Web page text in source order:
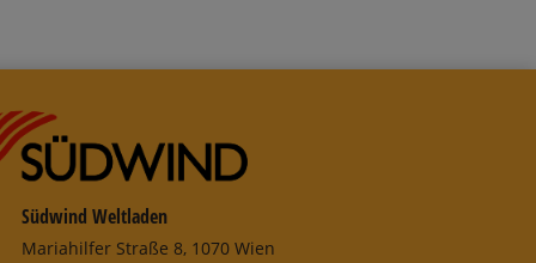
Südwind Weltladen
Mariahilfer Straße 8, 1070 Wien